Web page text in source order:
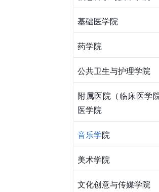
基础医学院
药学院
公共卫生与护理学院
附属医院（临床医学
医学院
音乐学院
美术学院
文化创意与传媒学院